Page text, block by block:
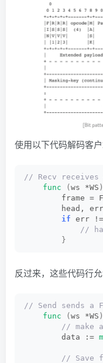
使用以下代码解码客户
// Recv receives
func
( ws *WS )
frame =
head,
if err
//
}
反过来，这些代码行
// Send sends a
func
( ws *WS )
// make
        data :=
// Save